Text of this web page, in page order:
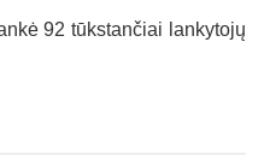
92 tūkstančiai lankytojų